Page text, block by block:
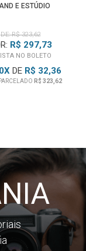
E ESTÚDIO
DE: R$ 323,62
R$ 297,73
NO BOLETO
XDE R$ 32,36
R$ 323,62